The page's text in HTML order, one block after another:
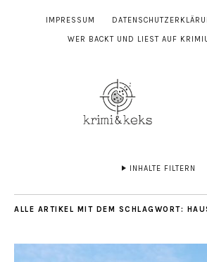
IMPRESSUM
WER BACKT UND LIEST AUF
INHALTE FILTERN
ALLE ARTIKEL MIT DEM SCHLAGWORT: